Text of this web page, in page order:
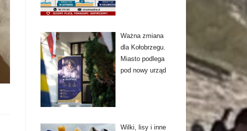
Ważna zmiana
dla Kołobrzegu.
Miasto podlega
pod nowy urząd
Wilki, lisy i inne